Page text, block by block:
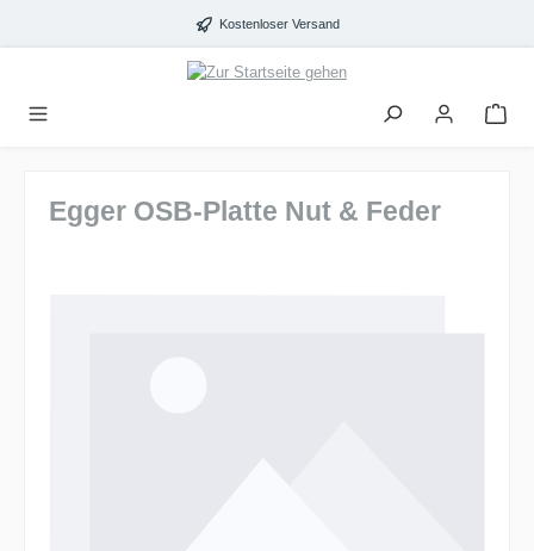
Kostenloser Versand
Egger OSB-Platte Nut & Feder